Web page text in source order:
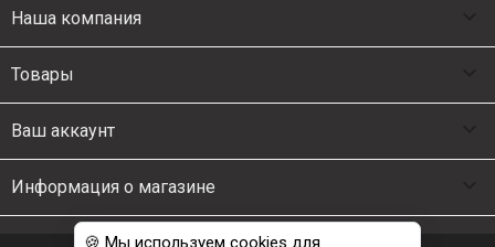
Наша компания
Товары
Ваш аккаунт
Информация о магазине
🍪 Мы используем cookies для